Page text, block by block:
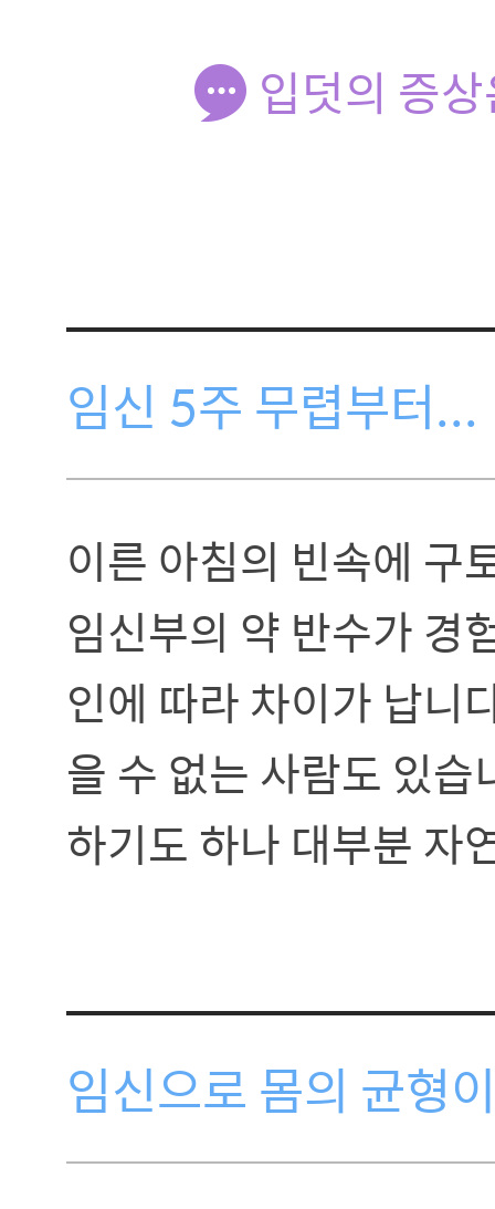
입덧의 증
임신 5주 무렵부터...
이른 아침의 빈속에 구
임신부의 약 반수가 경
인에 따라 차이가 납니
을 수 없는 사람도 있
하기도 하나 대부분 자
임신으로 몸의 균형